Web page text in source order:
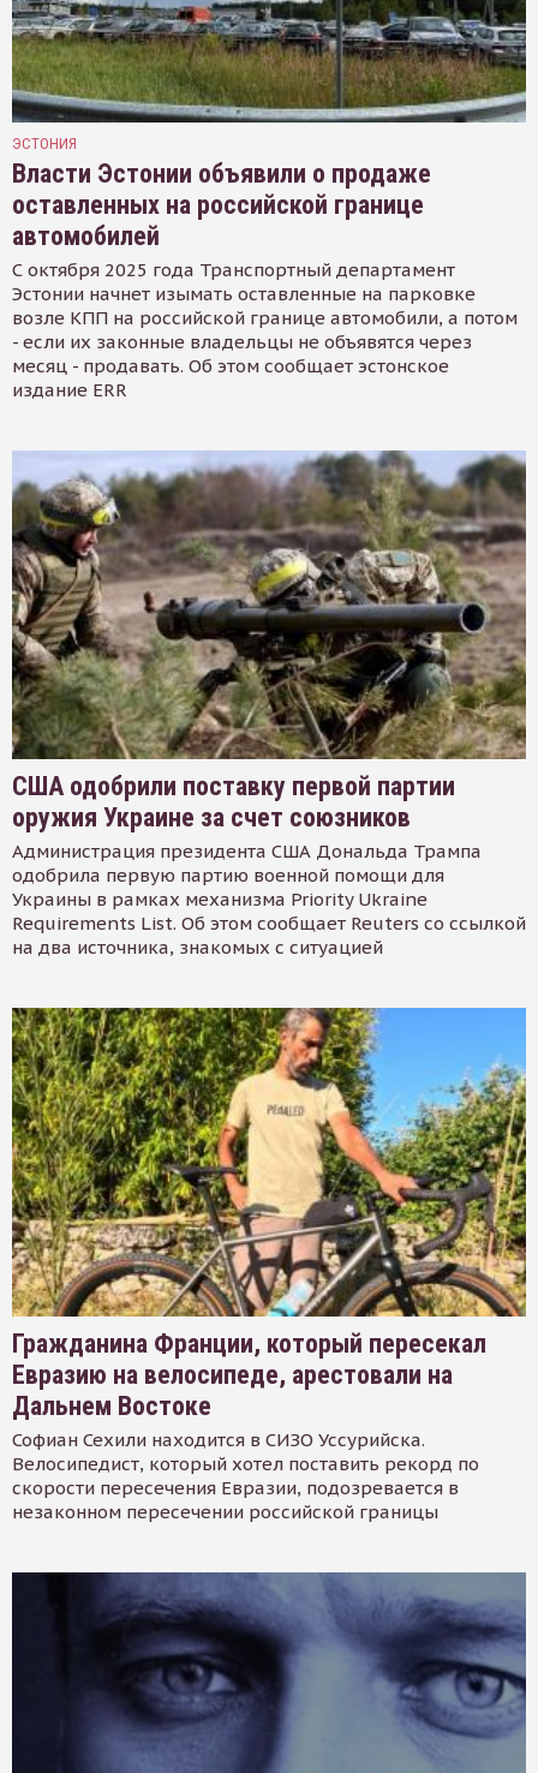
ЭСТОНИЯ
Власти Эстонии объявили о продаже
оставленных на российской границе
автомобилей
С октября 2025 года Транспортный департамент
Эстонии начнет изымать оставленные на парковке
возле КПП на российской границе автомобили, а потом
- если их законные владельцы не объявятся через
месяц - продавать. Об этом сообщает эстонское
издание ERR
США одобрили поставку первой партии
оружия Украине за счет союзников
Администрация президента США Дональда Трампа
одобрила первую партию военной помощи для
Украины в рамках механизма Priority Ukraine
Requirements List. Об этом сообщает Reuters со ссылкой
на два источника, знакомых с ситуацией
Гражданина Франции, который пересекал
Евразию на велосипеде, арестовали на
Дальнем Востоке
Софиан Сехили находится в СИЗО Уссурийска.
Велосипедист, который хотел поставить рекорд по
скорости пересечения Евразии, подозревается в
незаконном пересечении российской границы